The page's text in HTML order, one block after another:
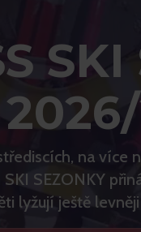
na více
SEZONKY
lyžují ještě